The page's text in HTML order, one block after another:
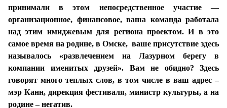
принимали в этом непосредственное участие —
организационное, финансовое, ваша команда работала
над этим имиджевым для региона проектом. И в это
самое время на родине, в Омске, ваше присутствие здесь
называлось «развлечением на Лазурном берегу в
компании именитых друзей». Вам не обидно? Здесь
говорят много теплых слов, в том числе в ваш адрес –
мэр Канн, дирекция фестиваля, министр культуры, а на
родине – негатив.